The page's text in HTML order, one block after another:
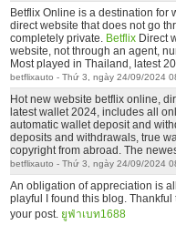
Betflix Online is a destination
direct website that does not go
completely private. BetflixDirect
website, not through an agent,
Most played in Thailand, latest
betflixauto - Thứ 3, ngày 24/09/2024
Hot new website betflix online,
latest wallet 2024, includes all
automatic wallet deposit and
deposits and withdrawals, true
copyright from abroad. The
betflixauto - Thứ 3, ngày 24/09/2024
An obligation of appreciation is
playful I found this blog.
your post. ยูฟ่าเบท1688